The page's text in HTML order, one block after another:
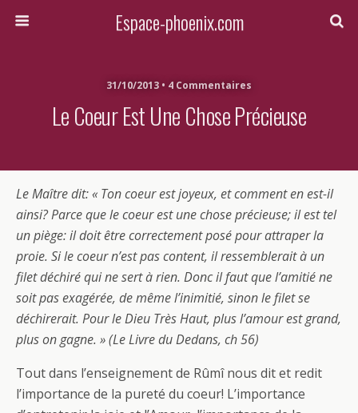
Espace-phoenix.com
31/10/2013 • 4 Commentaires
Le Coeur Est Une Chose Précieuse
Le Maître dit: « Ton coeur est joyeux, et comment en est-il
ainsi? Parce que le coeur est une chose précieuse; il est tel
un piège: il doit être correctement posé pour attraper la
proie. Si le coeur n’est pas content, il ressemblerait à un
filet déchiré qui ne sert à rien. Donc il faut que l’amitié ne
soit pas exagérée, de même l’inimitié, sinon le filet se
déchirerait. Pour le Dieu Très Haut, plus l’amour est grand,
plus on gagne. » (Le Livre du Dedans, ch 56)
Tout dans l’enseignement de Rûmî nous dit et redit
l’importance de la pureté du coeur! L’importance